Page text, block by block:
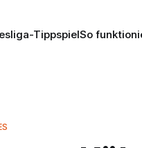
TippspielSo